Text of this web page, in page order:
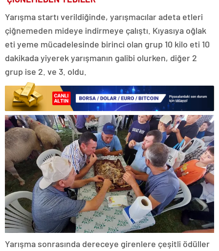
Yarışma startı verildiğinde, yarışmacılar adeta etleri
çiğnemeden mideye indirmeye çalıştı. Kıyasıya oğlak
eti yeme mücadelesinde birinci olan grup 10 kilo eti 10
dakikada yiyerek yarışmanın galibi olurken, diğer 2
grup ise 2. ve 3. oldu.
Yarışma sonrasında dereceye girenlere çeşitli ödüller